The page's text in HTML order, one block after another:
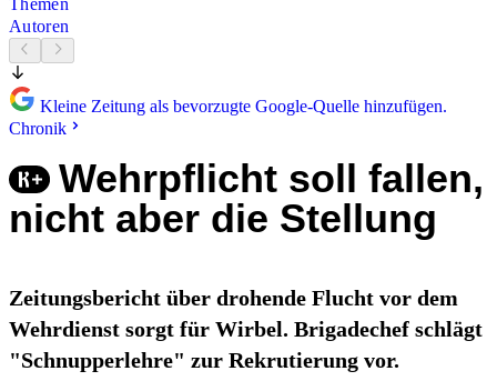
Themen
Autoren
Kleine Zeitung als bevorzugte Google-Quelle hinzufügen.
Chronik
Wehrpflicht soll fallen,
nicht aber die Stellung
Zeitungsbericht über drohende Flucht vor dem
Wehrdienst sorgt für Wirbel. Brigadechef schlägt
"Schnupperlehre" zur Rekrutierung vor.